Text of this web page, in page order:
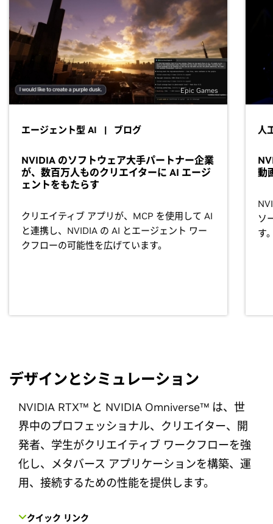
Epic Games
エージェント型 AI | ブログ
NVIDIA のソフトウェア大手パートナー企業
が、数百万人ものクリエイターに AI エージ
ェントをもたらす
クリエイティブ アプリが、MCP を使用して AI
と連携し、NVIDIA の AI とエージェント ワー
クフローの可能性を広げています。
人
動
ソ
す
デザインとシミュレーション
NVIDIA RTX™ と NVIDIA Omniverse™ は、世
界中のプロフェッショナル、クリエイター、開
発者、学生がクリエイティブ ワークフローを強
化し、メタバース アプリケーションを構築、運
用、接続するための性能を提供します。
クイック リンク